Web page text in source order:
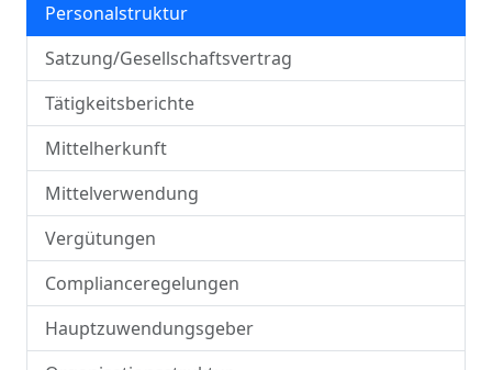
Personalstruktur
Satzung/Gesellschaftsvertrag
Tätigkeitsberichte
Mittelherkunft
Mittelverwendung
Vergütungen
Complianceregelungen
Hauptzuwendungsgeber